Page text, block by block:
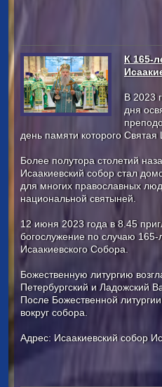
К 165-
В 2023
дня
день памяти которого Святая
Более полутора столетий
Исаакиевский собор стал
для многих православных
национальной святыней.
12 июня 2023 года в 8.45
богослужение по случаю
Исаакиевского Cобора.
Божественную литургию
Петербургский и Ладожский
После Божественной
вокруг собора.
Адрес: Исаакиевский собор